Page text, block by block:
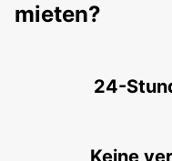
PARIS BAHNHOF
mieten?
24-